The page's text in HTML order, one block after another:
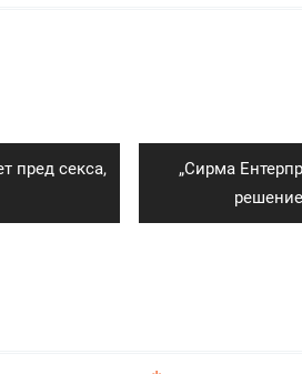
пред секса,
Next
„Сирма